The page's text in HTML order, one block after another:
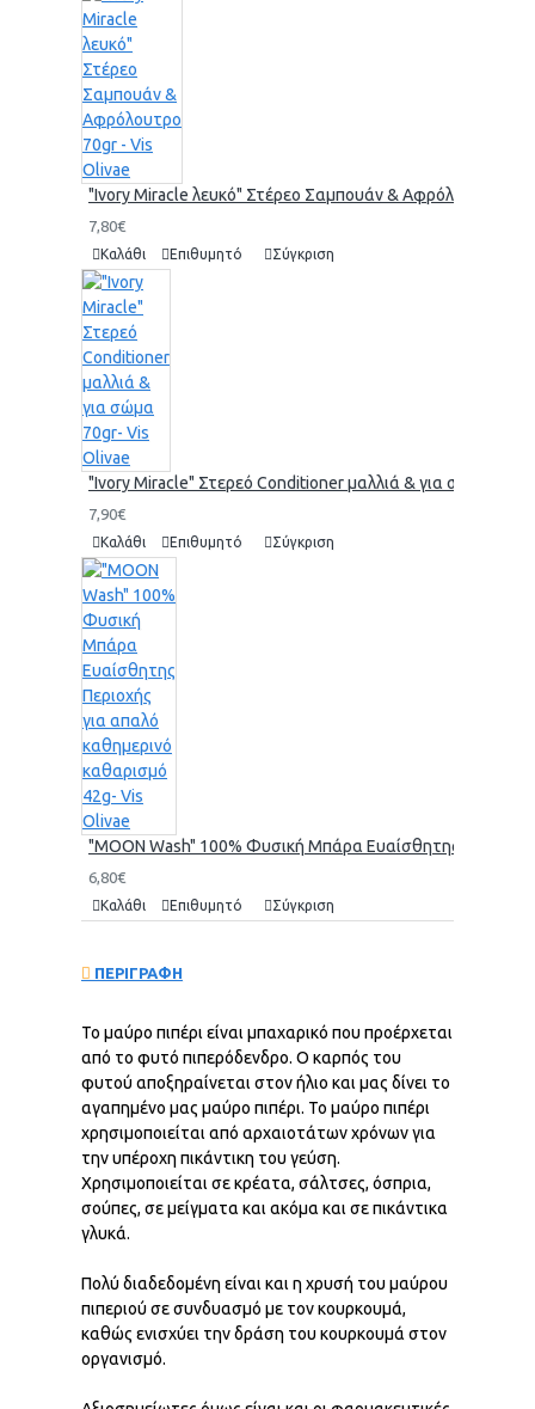
"Ivory Miracle λευκό" Στέρεο Σαμπουάν & Αφρόλουτρο
7,80€
Καλάθι Επιθυμητό Σύγκριση
"Ivory Miracle" Στερεό Conditioner μαλλιά & για σώμα
7,90€
Καλάθι Επιθυμητό Σύγκριση
"MOON Wash" 100% Φυσική Μπάρα Ευαίσθητης
6,80€
Καλάθι Επιθυμητό Σύγκριση
ΠΕΡΙΓΡΑΦΗ
Το μαύρο πιπέρι είναι μπαχαρικό που προέρχεται
από το φυτό πιπερόδενδρο. Ο καρπός του
φυτού αποξηραίνεται στον ήλιο και μας δίνει το
αγαπημένο μας μαύρο πιπέρι. Το μαύρο πιπέρι
χρησιμοποιείται από αρχαιοτάτων χρόνων για
την υπέροχη πικάντικη του γεύση.
Χρησιμοποιείται σε κρέατα, σάλτσες, όσπρια,
σούπες, σε μείγματα και ακόμα και σε πικάντικα
γλυκά.
Πολύ διαδεδομένη είναι και η χρυσή του μαύρου
πιπεριού σε συνδυασμό με τον κουρκουμά,
καθώς ενισχύει την δράση του κουρκουμά στον
οργανισμό.